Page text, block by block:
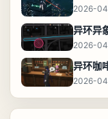
2026-
2026-
异环咖
2026-